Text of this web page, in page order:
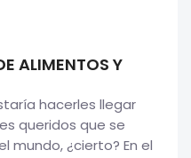
ALIMENTOS Y
hacerles llegar
queridos que se
mundo, ¿cierto? En el